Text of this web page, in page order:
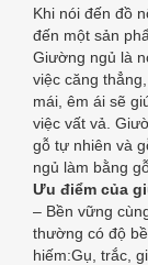
MẪU
MÃ
VÀ
KÍCH
THƯỚC
Khi nói đến đồ
đến một sản
Giường ngủ là
việc căng
mái, êm ái sẽ
việc vất vả.
gỗ tự nhiên và
ngủ làm bằng
Ưu điểm của
– Bền vững
thường có độ
hiếm:Gụ, trắc,